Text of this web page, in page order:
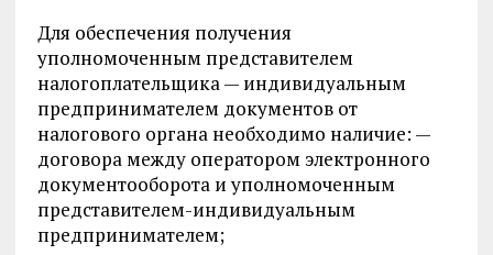
Для обеспечения получения
уполномоченным представителем
налогоплательщика — индивидуальным
предпринимателем документов от
налогового органа необходимо наличие: —
договора между оператором электронного
документооборота и уполномоченным
представителем-индивидуальным
предпринимателем;